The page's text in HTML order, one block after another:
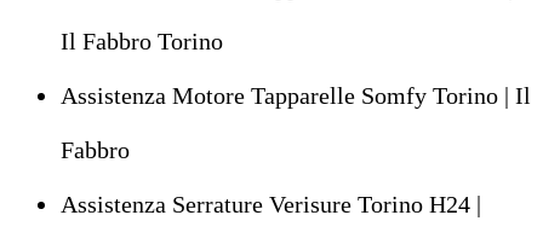
Il Fabbro Torino
Assistenza Motore Tapparelle Somfy Torino | Il
Fabbro
Assistenza Serrature Verisure Torino H24 |